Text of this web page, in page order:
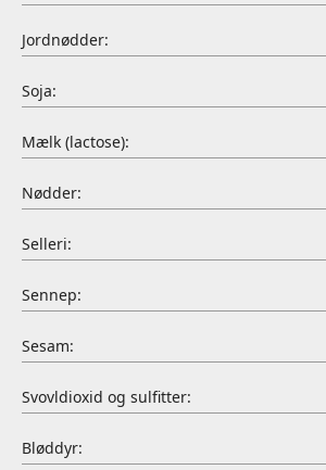
Jordnødder:
Soja:
Mælk (lactose):
Nødder:
Selleri:
Sennep:
Sesam:
Svovldioxid og sulfitter:
Bløddyr: